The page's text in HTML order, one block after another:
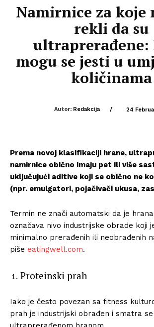
Namirnice za koje
rekli da su
ultraprerađene:
mogu se jesti u
količinama
Autor: Redakcija / 24
Prema novoj klasifikaciji hrane,
namirnice obično imaju pet ili više
uključujući aditive koji se obično ne
(npr. emulgatori, pojačivači ukusa,
Termin ne znači automatski da je
označava nivo industrijske obrade koji
minimalno prerađenih ili neobrađenih
piše eatingwell.com.
Proteinski prah
Iako je često povezan sa fitness
prah je industrijski obrađen i smatra se